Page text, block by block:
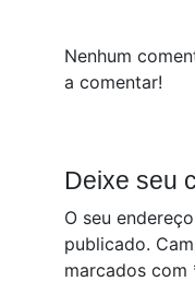
Nenhum
a comentar!
Deixe seu
O seu
publicado.
marcados com